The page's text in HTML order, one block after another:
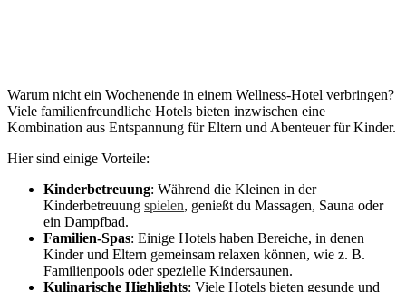
Warum nicht ein Wochenende in einem Wellness-Hotel verbringen?
Viele familienfreundliche Hotels bieten inzwischen eine
Kombination aus Entspannung für Eltern und Abenteuer für Kinder.
Hier sind einige Vorteile:
Kinderbetreuung: Während die Kleinen in der
Kinderbetreuung spielen, genießt du Massagen, Sauna oder
ein Dampfbad.
Familien-Spas: Einige Hotels haben Bereiche, in denen
Kinder und Eltern gemeinsam relaxen können, wie z. B.
Familienpools oder spezielle Kindersaunen.
Kulinarische Highlights: Viele Hotels bieten gesunde und